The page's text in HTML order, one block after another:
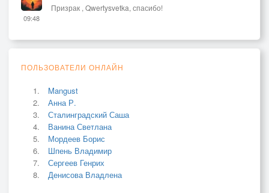
09:48
Призрак , Qwertysvetka, спасибо!
ПОЛЬЗОВАТЕЛИ ОНЛАЙН
Mangust
Анна Р.
Сталинградский Саша
Ванина Светлана
Мордеев Борис
Шпень Владимир
Сергеев Генрих
Денисова Владлена